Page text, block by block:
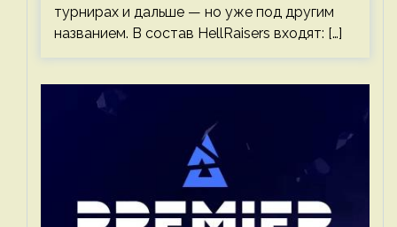
турнирах и дальше — но уже под другим
названием. В состав HellRaisers входят: […]